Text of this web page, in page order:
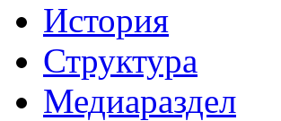
История
Структура
Медиараздел